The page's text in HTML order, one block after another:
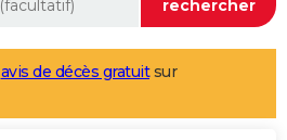
avis de décès gratuitsur